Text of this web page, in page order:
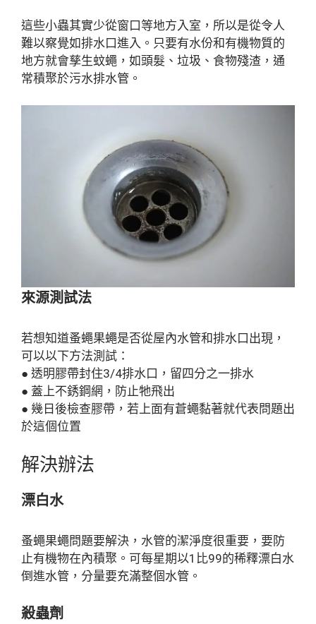
這些小蟲其實少從窗口等地方入室，所以是從令人
難以察覺如排水口進入。只要有水份和有機物質的
地方就會孳生蚊蠅，如頭髮、垃圾、食物殘渣，通
常積聚於污水排水管。
來源測試法
若想知道蚤蠅果蠅是否從屋內水管和排水口出現，
可以以下方法測試：
● 透明膠帶封住3/4排水口，留四分之一排水
● 蓋上不銹鋼網，防止牠飛出
● 幾日後檢查膠帶，若上面有蒼蠅黏著就代表問題出
於這個位置
解決辦法
漂白水
蚤蠅果蠅問題要解決，水管的潔淨度很重要，要防
止有機物在內積聚。可每星期以1比99的稀釋漂白水
倒進水管，分量要充滿整個水管。
殺蟲劑